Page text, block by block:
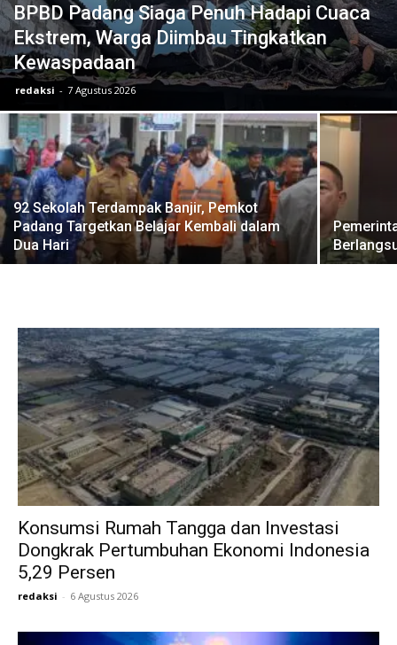
BPBD Padang Siaga Penuh Hadapi Cuaca
Ekstrem, Warga Diimbau Tingkatkan
Kewaspadaan
redaksi - 7 Agustus 2026
92 Sekolah Terdampak Banjir, Pemkot
Padang Targetkan Belajar Kembali dalam
Dua Hari
Konsumsi Rumah Tangga dan Investasi
Dongkrak Pertumbuhan Ekonomi Indonesia
5,29 Persen
redaksi - 6 Agustus 2026